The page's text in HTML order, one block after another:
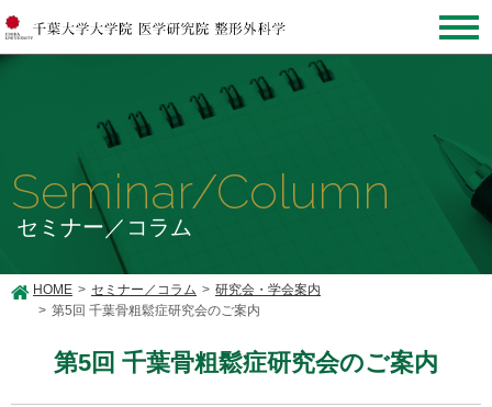
Seminar/Column
セミナー／コラム
HOME セミナー／コラム
研究会・学会案内
第5回 千葉骨粗鬆症研究会のご案内
第5回 千葉骨粗鬆症研究会のご案内